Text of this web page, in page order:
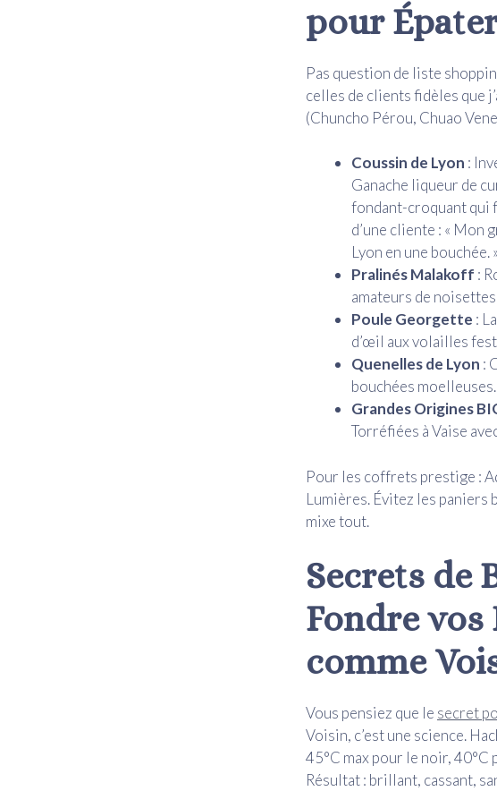
pour
Pas question de liste
celles de clients fidèles que
(Chuncho Pérou, Chuao
Coussin de Lyon :
Ganache liqueur de
fondant-croquant qui
d’une cliente : « Mon
Lyon en une bouchée. »
Pralinés Malakoff :
amateurs de
Poule Georgette :
d’œil aux volailles
Quenelles de Lyon :
bouchées moelleuses.
Grandes Origines
Torréfiées à Vaise
Pour les coffrets prestige :
Lumières. Évitez les paniers
mixe tout.
Secrets de
Fondre
comme
Vous pensiez que le secret
Voisin, c’est une science.
45°C max pour le noir, 40°C
Résultat : brillant, cassant,